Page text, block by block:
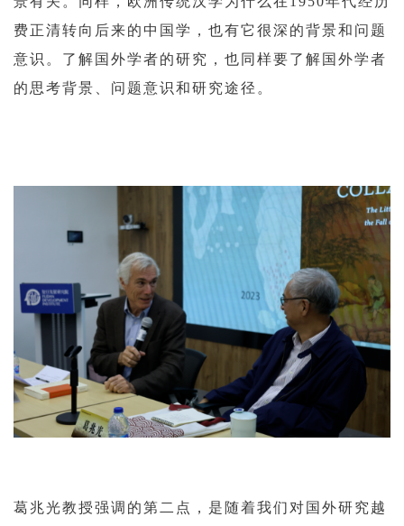
费正清转向后来的中国学，也有它很深的背景和问题
意识。了解国外学者的研究，也同样要了解国外学者
的思考背景、问题意识和研究途径。
葛兆光教授强调的第二点，是随着我们对国外研究越